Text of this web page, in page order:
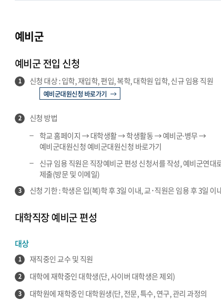
예비군
예비군 전입 신청
1 신청 대상 : 입학, 재입학, 편입, 복학, 대학원 입학, 신규 임용 직원
예비군대원신청 바로가기
2
신청 방법
학교 홈페이지 → 대학생활 → 학생활동 → 예비군∙병무 →
예비군대원신청 예비군대원신청 바로가기
신규 임용 직원은 직장예비군 편성 신청서를 작성, 예비군연대
제출(방문 및 이메일)
3 신청 기한 : 학생은 입(복)학 후 3일 이내, 교･직원은 임용 후 3일 이
대학직장 예비군 편성
대상
1 재직중인 교수 및 직원
2 대학에 재학중인 대학생(단, 사이버 대학생은 제외)
3
대학원에 재학중인 대학원생(단, 전문, 특수, 연구, 관리 과정의